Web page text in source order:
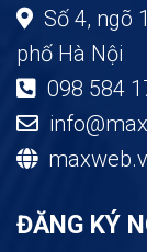
Số 4, ngõ
phố Hà Nội
098 584
ĐĂNG KÝ